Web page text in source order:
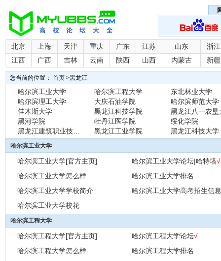
北京 上海 天津 重庆 广东 江苏 山东
浙江
江西
广西 吉林 云南 陕西 山西 内蒙古 新疆
您当前的位置： 首页 >黑龙江
哈尔滨工业大学 哈尔滨工程大学
东北林业大学
哈尔滨理工大学
大庆石油学院
哈尔滨师范大学
佳木斯大学
黑龙江科技学院
黑龙江八一农垦
黑河学院
牡丹江医学院
绥化学院
黑龙江工业学院 黑龙江科技大学
哈尔滨工业大学
哈尔滨工业大学[官方主页] 哈尔滨工业大学论坛|哈特塔√
哈尔滨工业大学怎么样
哈尔滨工业大学排名
哈尔滨工业大学学校简介
哈尔滨工业大学高考招生信息
哈尔滨工业大学校花
哈尔滨工程大学
哈尔滨工程大学[官方主页] 哈尔滨工程大学论坛√
哈尔滨工程大学怎么样
哈尔滨工程大学排名